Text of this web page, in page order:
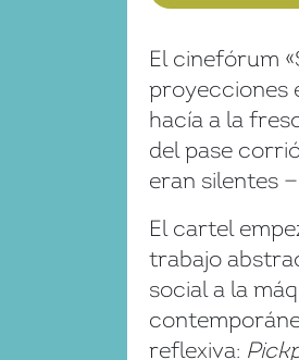
El cinefórum
proyecciones
hacía a la
del pase
eran silentes
El cartel
trabajo
social a la
reflexiva: